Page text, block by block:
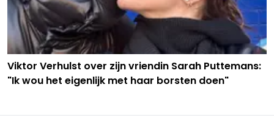
Viktor Verhulst over zijn vriendin Sarah Puttemans:
"Ik wou het eigenlijk met haar borsten doen"